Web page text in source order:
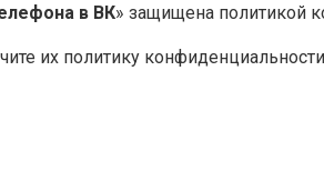
в ВК» защищена политикой
их политику